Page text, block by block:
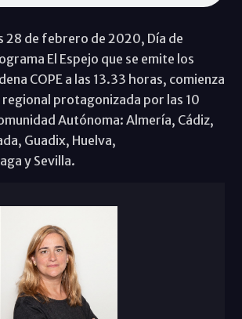
28 de febrero de 2020, Día de
El Espejo que se emite los
COPE a las 13.33 horas, comienza
regional protagonizada por las 10
Autónoma: Almería, Cádiz,
Guadix, Huelva,
y Sevilla.